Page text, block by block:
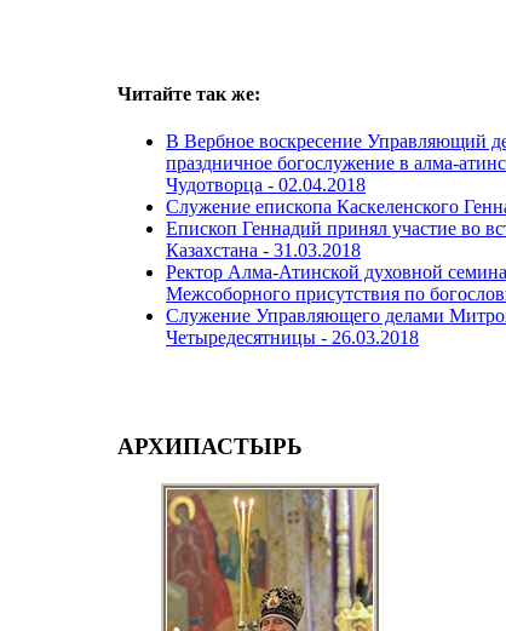
Читайте так же:
В Вербное воскресение Управляющий
праздничное богослужение в алма-
Чудотворца - 02.04.2018
Служение епископа Каскеленского
Епископ Геннадий принял участие во
Казахстана - 31.03.2018
Ректор Алма-Атинской духовной
Межсоборного присутствия по
Служение Управляющего делами
Четыредесятницы - 26.03.2018
АРХИПАСТЫРЬ